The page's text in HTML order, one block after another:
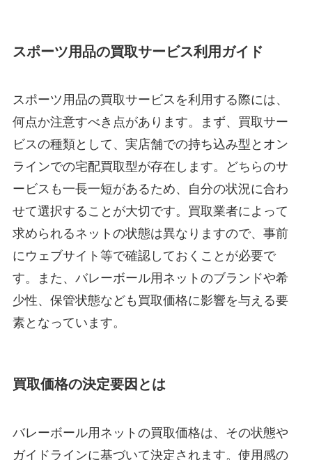
スポーツ用品の買取サービス利用ガイド
スポーツ用品の買取サービスを利用する際には、
何点か注意すべき点があります。まず、買取サー
ビスの種類として、実店舗での持ち込み型とオン
ラインでの宅配買取型が存在します。どちらのサ
ービスも一長一短があるため、自分の状況に合わ
せて選択することが大切です。買取業者によって
求められるネットの状態は異なりますので、事前
にウェブサイト等で確認しておくことが必要で
す。また、バレーボール用ネットのブランドや希
少性、保管状態なども買取価格に影響を与える要
素となっています。
買取価格の決定要因とは
バレーボール用ネットの買取価格は、その状態や
ガイドラインに基づいて決定されます。使用感の